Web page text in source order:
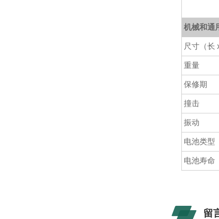
机械和通
尺寸（长
重量
保修期
撞击
振动
电池类型
电池寿命
留